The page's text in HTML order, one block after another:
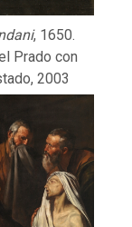
, 1650.
Prado con
2003